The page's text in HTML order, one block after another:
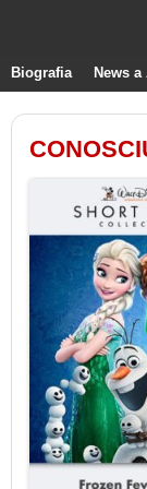
Biografia News